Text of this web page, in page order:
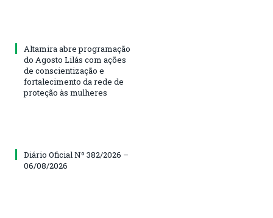
Altamira abre programação
do Agosto Lilás com ações
de conscientização e
fortalecimento da rede de
proteção às mulheres
Diário Oficial Nº 382/2026 –
06/08/2026